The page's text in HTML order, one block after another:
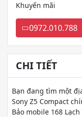
Khuyến mãi
0972.010.788
CHI TIẾT
Bạn đang tìm một
Sony Z5 Compact
Bảo mobile 168